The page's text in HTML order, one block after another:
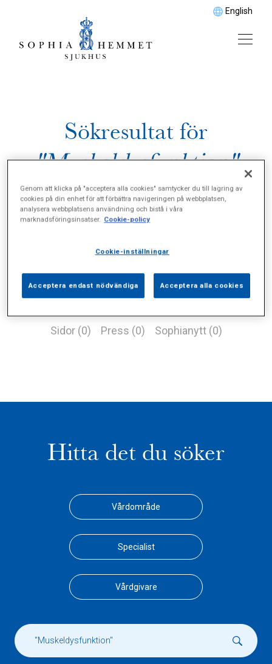
English
Sökresultat för
"Muskeldysfunktion"
Sidor (0) Press (0) Sophianytt (0)
Hitta det du söker
Vårdområde
Specialist
Vårdgivare
Genom att klicka på "acceptera alla cookies" samtycker du till lagring av
cookies på din enhet för att förbättra navigeringen på webbplatsen,
analysera webbplatsens användning och bistå i våra
marknadsföringsinsatser. Cookie-policy
Cookie-inställningar
Acceptera endast nödvändiga Acceptera alla cookies